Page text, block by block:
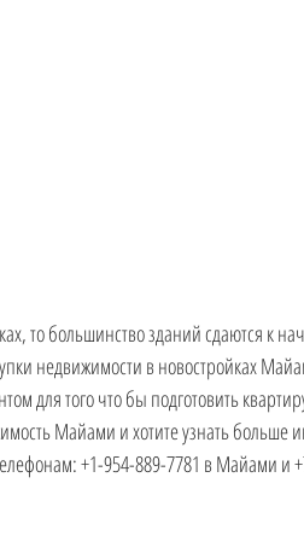
недвижимости в новостройках
для того что бы подготовить
Майами и хотите узнать больше
+1-954-889-7781 в Майами и